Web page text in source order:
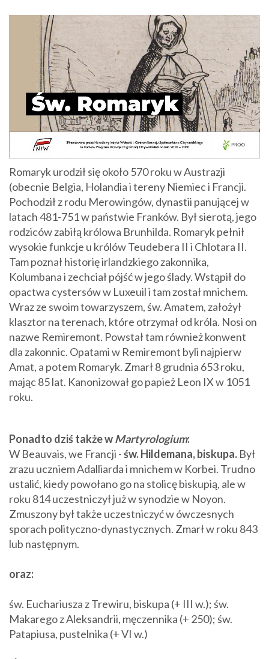
Romaryk urodził się około 570 roku w Austrazji
(obecnie Belgia, Holandia i tereny Niemiec i Francji.
Pochodził z rodu Merowingów, dynastii panującej w
latach 481-751 w państwie Franków. Był sierotą, jego
rodziców zabiłą królowa Brunhilda. Romaryk pełnił
wysokie funkcje u królów Teudebera II i Chlotara II.
Tam poznał historię irlandzkiego zakonnika,
Kolumbana i zechciał pójść w jego ślady. Wstąpił do
opactwa cystersów w Luxeuil i tam został mnichem.
Wraz ze swoim towarzyszem, św. Amatem, założył
klasztor na terenach, które otrzymał od króla. Nosi on
nazwe Remiremont. Powstał tam również konwent
dla zakonnic. Opatami w Remiremont byli najpierw
Amat, a potem Romaryk. Zmarł 8 grudnia 653 roku,
mając 85 lat. Kanonizował go papież Leon IX w 1051
roku.
Ponadto dziś także wMartyrologium:
W Beauvais, we Francji -św. Hildemana, biskupa. Był
zrazu uczniem Adalliarda i mnichem w Korbei. Trudno
ustalić, kiedy powołano go na stolicę biskupią, ale w
roku 814 uczestniczył już w synodzie w Noyon.
Zmuszony był także uczestniczyć w ówczesnych
sporach polityczno-dynastycznych. Zmarł w roku 843
lub następnym.
oraz:
św. Euchariusza z Trewiru, biskupa (+ III w.); św.
Makarego z Aleksandrii, męczennika (+ 250); św.
Patapiusa, pustelnika (+ VI w.)